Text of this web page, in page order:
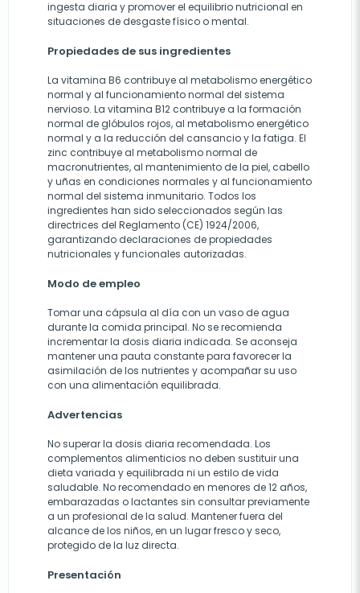
ingesta diaria y promover el equilibrio nutricional en
situaciones de desgaste físico o mental.
Propiedades de sus ingredientes
La vitamina B6 contribuye al metabolismo energético
normal y al funcionamiento normal del sistema
nervioso. La vitamina B12 contribuye a la formación
normal de glóbulos rojos, al metabolismo energético
normal y a la reducción del cansancio y la fatiga. El
zinc contribuye al metabolismo normal de
macronutrientes, al mantenimiento de la piel, cabello
y uñas en condiciones normales y al funcionamiento
normal del sistema inmunitario. Todos los
ingredientes han sido seleccionados según las
directrices del Reglamento (CE) 1924/2006,
garantizando declaraciones de propiedades
nutricionales y funcionales autorizadas.
Modo de empleo
Tomar una cápsula al día con un vaso de agua
durante la comida principal. No se recomienda
incrementar la dosis diaria indicada. Se aconseja
mantener una pauta constante para favorecer la
asimilación de los nutrientes y acompañar su uso
con una alimentación equilibrada.
Advertencias
No superar la dosis diaria recomendada. Los
complementos alimenticios no deben sustituir una
dieta variada y equilibrada ni un estilo de vida
saludable. No recomendado en menores de 12 años,
embarazadas o lactantes sin consultar previamente
a un profesional de la salud. Mantener fuera del
alcance de los niños, en un lugar fresco y seco,
protegido de la luz directa.
Presentación